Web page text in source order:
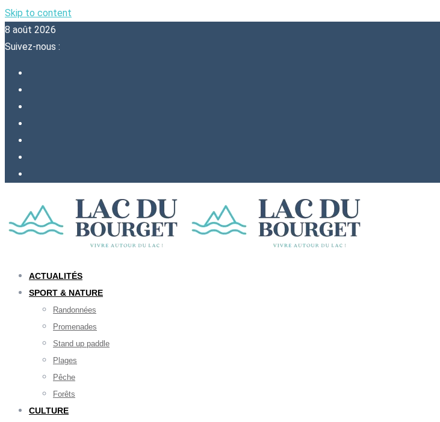
Skip to content
8 août 2026
Suivez-nous :
ACTUALITÉS
SPORT & NATURE
Randonnées
Promenades
Stand up paddle
Plages
Pêche
Forêts
CULTURE